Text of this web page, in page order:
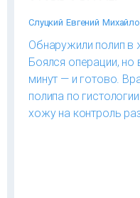
Слуцкий Евгений
Обнаружили полип в
Боялся операции, но
минут — и готово.
полипа по
хожу на контроль